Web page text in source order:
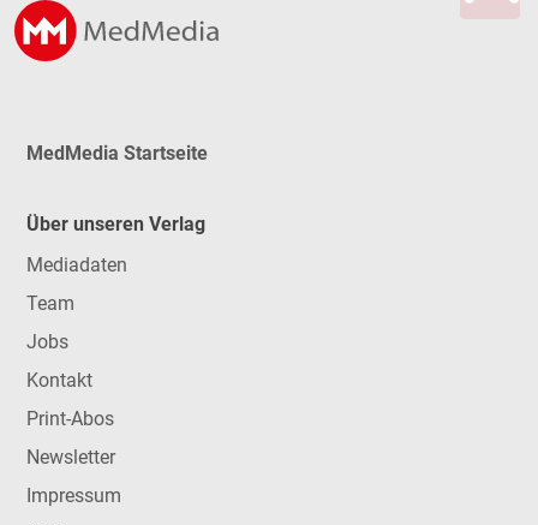
MedMedia Startseite
Über unseren Verlag
Mediadaten
Team
Jobs
Kontakt
Print-Abos
Newsletter
Impressum